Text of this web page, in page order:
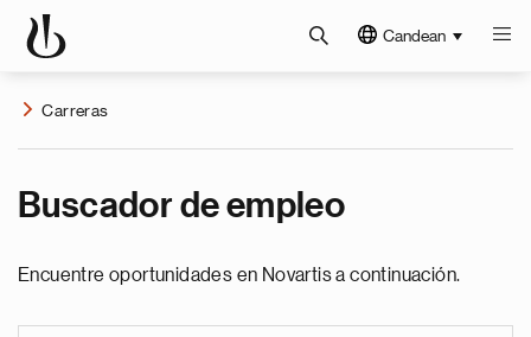
Candean
Carreras
Buscador de empleo
Encuentre oportunidades en Novartis a continuación.